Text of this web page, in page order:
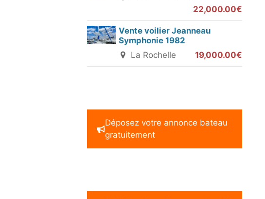
22,000.00€
Vente voilier Jeanneau
Symphonie 1982
La Rochelle
19,000.00€
Déposez votre annonce bateau
gratuitement